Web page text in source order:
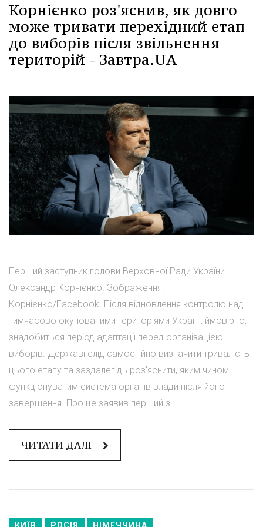
Корнієнко роз'яснив, як довго
може тривати перехідний етап
до виборів після звільнення
територій - Завтра.UA
Перший заступник голови Верховної Ради України
Олександр Корнієнко. Зображення:
Корнієнко/Facebook. Після відновлення контролю над
тимчасово окупованими територіями Україні, ймовірно,
знадобиться період адаптації перед організацією
виборів. Державі слід самостійно визначити тривалість
цього етапу та заздалегідь роз'яснити, яким чином
функціонуватим система органів влади після його
завершення. Про це заявив перший з...
ЧИТАТИ ДАЛІ
КИЇВ РОСІЯ НІМЕЧЧИНА